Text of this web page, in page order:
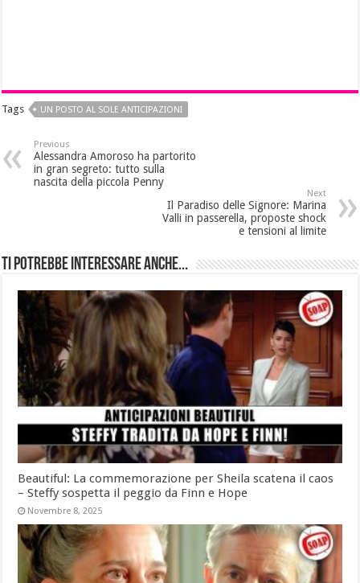
Tags UN POSTO AL SOLE ANTICIPAZIONI
Previous
Alessandra Amoroso ha partorito
in gran segreto: tutto sulla
nascita della piccola Penny
Next
Il Paradiso delle Signore: Marina
Valli in passerella, proposte shock
e tensioni al limite
Ti potrebbe interessare anche...
Beautiful: La commemorazione per Sheila scatena il caos
– Steffy sospetta il peggio da Finn e Hope
Novembre 8, 2025